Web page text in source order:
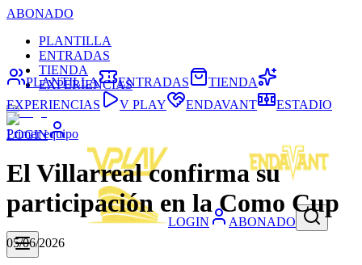
ABONADO
PLANTILLA
ENTRADAS
TIENDA
EXPERIENCIAS
LOGIN
LOGIN ABONADO
PLANTILLA ENTRADAS
TIENDA
EXPERIENCIAS
V PLAY ENDAVANT ESTADIO
Primer equipo
El Villarreal confirma su
participación en la Como Cup
05/06/2026